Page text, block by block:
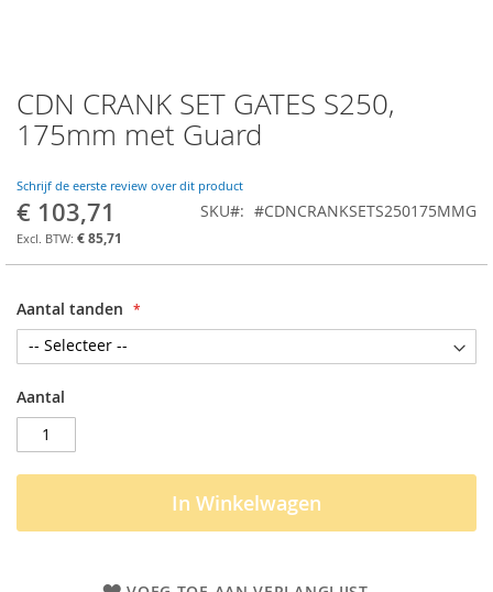
CDN CRANK SET GATES S250,
175mm met Guard
Schrijf de eerste review over dit product
€ 103,71
€ 85,71
SKU #CDNCRANKSETS250175MMG
Aantal tanden
Aantal
In Winkelwagen
Ga
naar
het
van
de
afbeeldingen-